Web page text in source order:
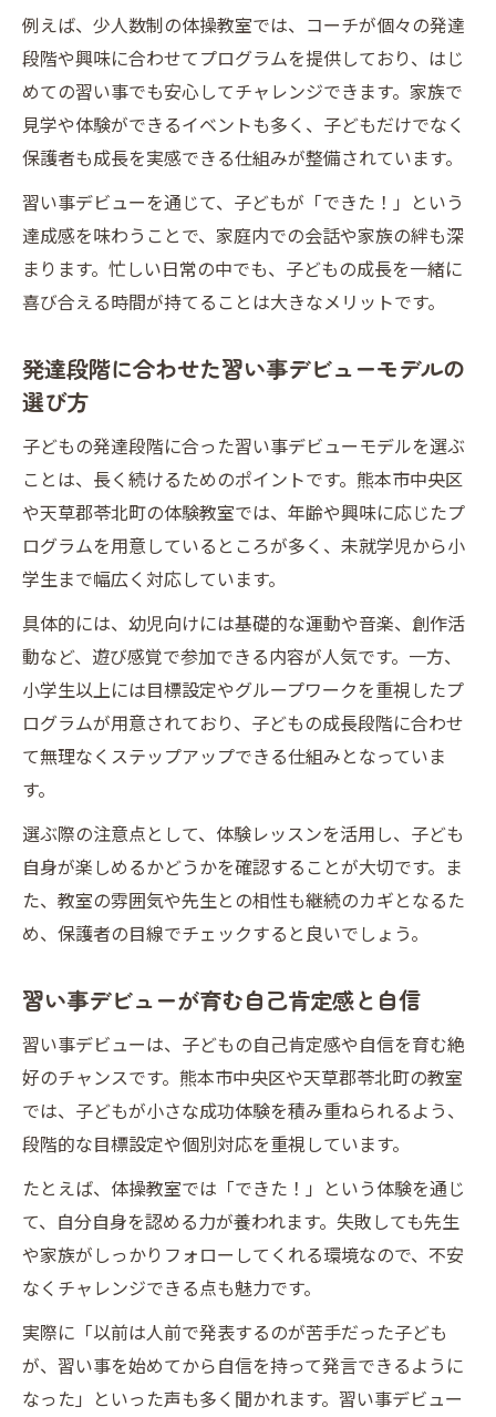
例えば、少人数制の体操教室では、コーチが個々の発達
段階や興味に合わせてプログラムを提供しており、はじ
めての習い事でも安心してチャレンジできます。家族で
見学や体験ができるイベントも多く、子どもだけでなく
保護者も成長を実感できる仕組みが整備されています。
習い事デビューを通じて、子どもが「できた！」という
達成感を味わうことで、家庭内での会話や家族の絆も深
まります。忙しい日常の中でも、子どもの成長を一緒に
喜び合える時間が持てることは大きなメリットです。
発達段階に合わせた習い事デビューモデルの
選び方
子どもの発達段階に合った習い事デビューモデルを選ぶ
ことは、長く続けるためのポイントです。熊本市中央区
や天草郡苓北町の体験教室では、年齢や興味に応じたプ
ログラムを用意しているところが多く、未就学児から小
学生まで幅広く対応しています。
具体的には、幼児向けには基礎的な運動や音楽、創作活
動など、遊び感覚で参加できる内容が人気です。一方、
小学生以上には目標設定やグループワークを重視したプ
ログラムが用意されており、子どもの成長段階に合わせ
て無理なくステップアップできる仕組みとなっていま
す。
選ぶ際の注意点として、体験レッスンを活用し、子ども
自身が楽しめるかどうかを確認することが大切です。ま
た、教室の雰囲気や先生との相性も継続のカギとなるた
め、保護者の目線でチェックすると良いでしょう。
習い事デビューが育む自己肯定感と自信
習い事デビューは、子どもの自己肯定感や自信を育む絶
好のチャンスです。熊本市中央区や天草郡苓北町の教室
では、子どもが小さな成功体験を積み重ねられるよう、
段階的な目標設定や個別対応を重視しています。
たとえば、体操教室では「できた！」という体験を通じ
て、自分自身を認める力が養われます。失敗しても先生
や家族がしっかりフォローしてくれる環境なので、不安
なくチャレンジできる点も魅力です。
実際に「以前は人前で発表するのが苦手だった子ども
が、習い事を始めてから自信を持って発言できるように
なった」といった声も多く聞かれます。習い事デビュー